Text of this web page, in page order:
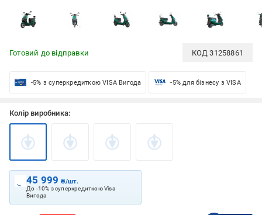
Готовий до відправки КОД31258861
-5% з суперкредиткою VISA Вигода -5% для бізнесу з VISA
Колір виробника:
45 999₴/шт.
До -10% з суперкредиткою Visa
Вигода